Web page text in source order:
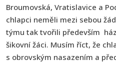
Broumovská, Vratislavice a
chlapci neměli mezi sebou
týmu tak tvořili především
šikovní žáci. Musím říct, že
s obrovským nasazením a